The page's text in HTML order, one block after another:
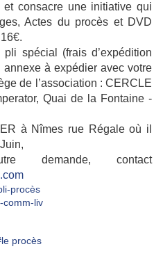
consacre une initiative qui
Actes du procès et DVD
spécial (frais d’expédition
à expédier avec votre
de l’association : CERCLE
Quai de la Fontaine -
à Nîmes rue Régale où il
demande, contact
procès